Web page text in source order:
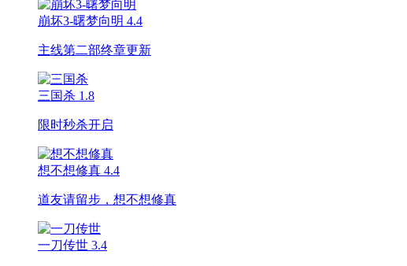
崩坏3-曙梦向明 4.4
主线第二部终章更新
三国杀 1.8
限时秒杀开启
想不想修真 4.4
道友请留步，想不想修真
一刀传世 3.4